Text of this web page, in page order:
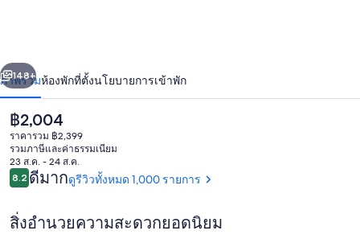
สปา
หัวหิน
า
ถัดไป
148+
ภาพรวมห้องพักที่ตั้งนโยบายการเข้าพัก
ราคา
ปัจจุบัน
฿2,004
฿2,004
ราคารวม ฿2,399
รวมภาษีและค่าธรรมเนียม
23 ส.ค. - 24 ส.ค.
รีวิว
8.28.2 จาก 10
ดีมากดูรีวิวทั้งหมด 1,000 รายการ
สิ่งอำนวยความสะดวกยอดนิยม